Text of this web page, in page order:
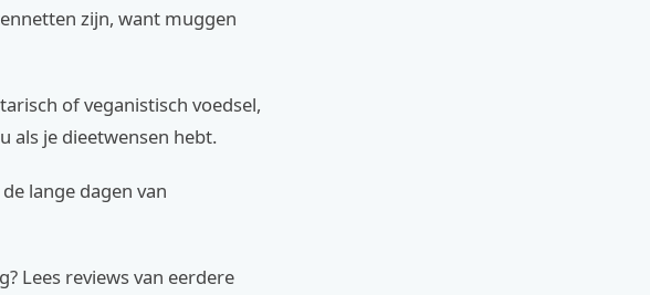
zijn, want muggen
of veganistisch voedsel,
als je dieetwensen hebt.
lange dagen van
Lees reviews van eerdere